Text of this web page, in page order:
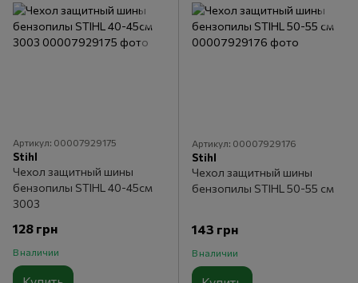
Артикул: 00007929175
Stihl
Чехол защитный шины
бензопилы STIHL 40-45см
3003
128 грн
В наличии
Артикул: 00007929176
Stihl
Чехол защитный шины
бензопилы STIHL 50-55 см
143 грн
В наличии